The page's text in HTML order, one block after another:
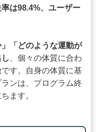
は98.4%、ユーザー
」「どのような運動が
、個々の体質に合わ
す。自身の体質に基
ンは、プログラム終
ます。